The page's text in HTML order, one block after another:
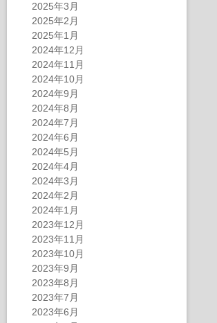
2025年3月
2025年2月
2025年1月
2024年12月
2024年11月
2024年10月
2024年9月
2024年8月
2024年7月
2024年6月
2024年5月
2024年4月
2024年3月
2024年2月
2024年1月
2023年12月
2023年11月
2023年10月
2023年9月
2023年8月
2023年7月
2023年6月